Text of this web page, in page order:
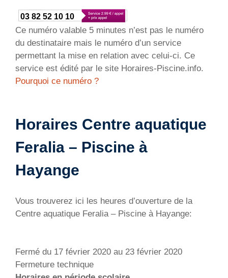
03 82 52 10 10
Ce numéro valable 5 minutes n’est pas le numéro
du destinataire mais le numéro d’un service
permettant la mise en relation avec celui-ci. Ce
service est édité par le site Horaires-Piscine.info.
Pourquoi ce numéro ?
Horaires Centre aquatique
Feralia – Piscine à
Hayange
Vous trouverez ici les heures d’ouverture de la
Centre aquatique Feralia – Piscine à Hayange:
Fermé du 17 février 2020 au 23 février 2020
Fermeture technique